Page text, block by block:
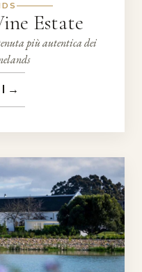
Estate
più autentica dei
→